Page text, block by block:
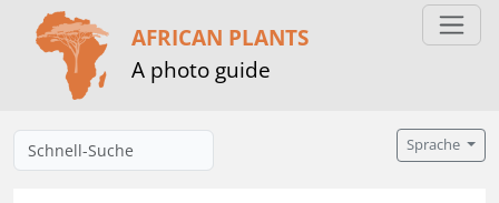
AFRICAN PLANTS
A photo guide
Sprache